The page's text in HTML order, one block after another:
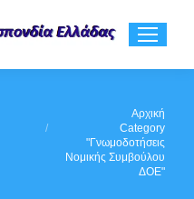
Αρχική
Category
"Γνωμοδοτήσεις
Νομικής Συμβούλου
ΔΟΕ"